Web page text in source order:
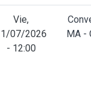
Vie,
07/2026
- 12:00
MA -